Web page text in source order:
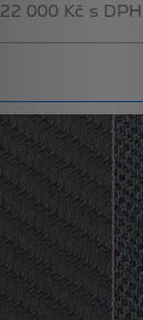
22 000 Kč s DPH